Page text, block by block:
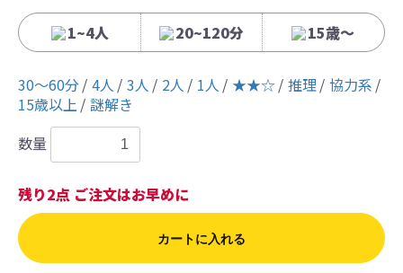
1~4人 20~120分 15歳〜
30〜60分 4人 3人 2人 1人 ★★☆ 推理 協力系
15歳以上
謎解き
数量
残り2点 ご注文はお早めに
カートに入れる